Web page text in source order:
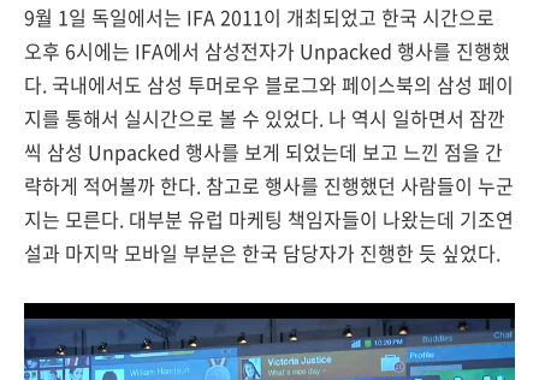
9월 1일 독일에서는 IFA 2011이 개최되었고 한국 시간으로
오후 6시에는 IFA에서 삼성전자가 Unpacked 행사를 진행했
다. 국내에서도 삼성 투머로우 블로그와 페이스북의 삼성 페이
지를 통해서 실시간으로 볼 수 있었다. 나 역시 일하면서 잠깐
씩 삼성 Unpacked 행사를 보게 되었는데 보고 느낀 점을 간
략하게 적어볼까 한다. 참고로 행사를 진행했던 사람들이 누군
지는 모른다. 대부분 유럽 마케팅 책임자들이 나왔는데 기조연
설과 마지막 모바일 부분은 한국 담당자가 진행한 듯 싶었다.